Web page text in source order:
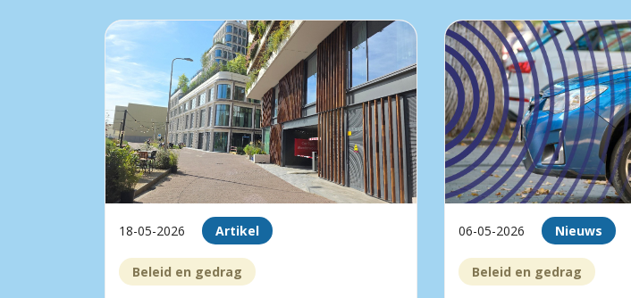
18-05-2026 Artikel
Beleid en gedrag
06-05-2026 Nieuws
Beleid en gedrag